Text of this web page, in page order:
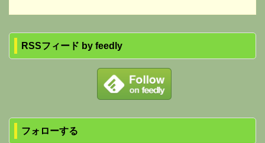
RSSフィード by feedly
フォローする